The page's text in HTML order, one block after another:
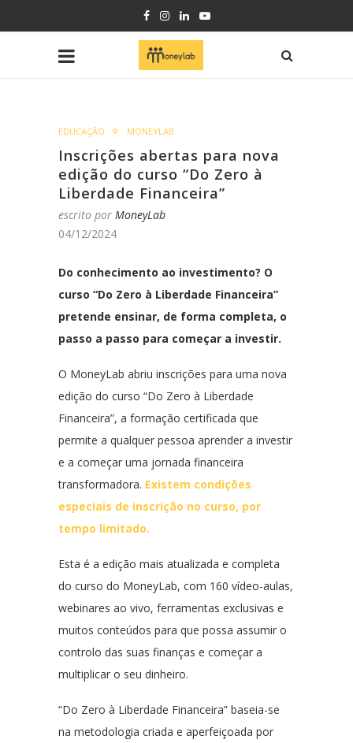
EDUCAÇÃO MONEYLAB
Inscrições abertas para nova
edição do curso “Do Zero à
Liberdade Financeira”
escrito por MoneyLab
04/12/2024
Do conhecimento ao investimento? O
curso “Do Zero à Liberdade Financeira”
pretende ensinar, de forma completa, o
passo a passo para começar a investir.
O MoneyLab abriu inscrições para uma nova
edição do curso “Do Zero à Liberdade
Financeira”, a formação certificada que
permite a qualquer pessoa aprender a investir
e a começar uma jornada financeira
transformadora. Existem condições
especiais de inscrição no curso, por
tempo limitado.
Esta é a edição mais atualizada e completa
do curso do MoneyLab, com 160 vídeo-aulas,
webinares ao vivo, ferramentas exclusivas e
muitos conteúdos para que possa assumir o
controlo das suas finanças e começar a
multiplicar o seu dinheiro.
“Do Zero à Liberdade Financeira” baseia-se
na metodologia criada e aperfeiçoada por